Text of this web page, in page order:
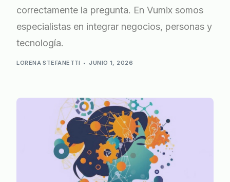
correctamente la pregunta. En Vumix somos
especialistas en integrar negocios, personas y
tecnología.
LORENA STEFANETTI JUNIO 1, 2026